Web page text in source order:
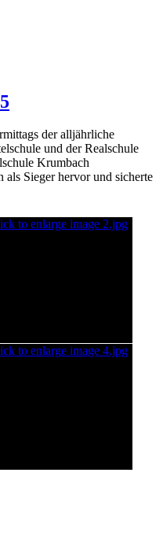
der alljährliche
und der Realschule
Krumbach
Sieger hervor und sicherte